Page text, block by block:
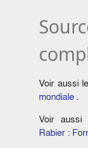
Voir aussi
mondiale .
Voir
Rabier :